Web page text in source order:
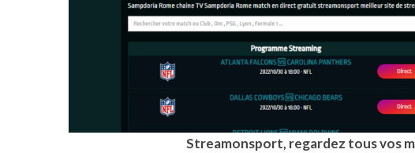
Streamonsport, regardez tous vos